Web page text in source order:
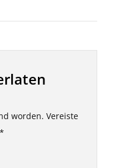
worden. Vereiste
*